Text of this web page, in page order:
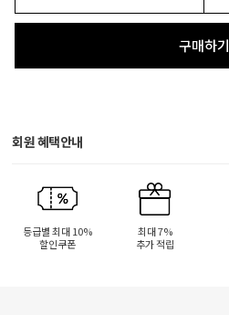
구매하기
회원 혜택안내
등급별 최대 10%
할인쿠폰
최대 7%
추가 적립